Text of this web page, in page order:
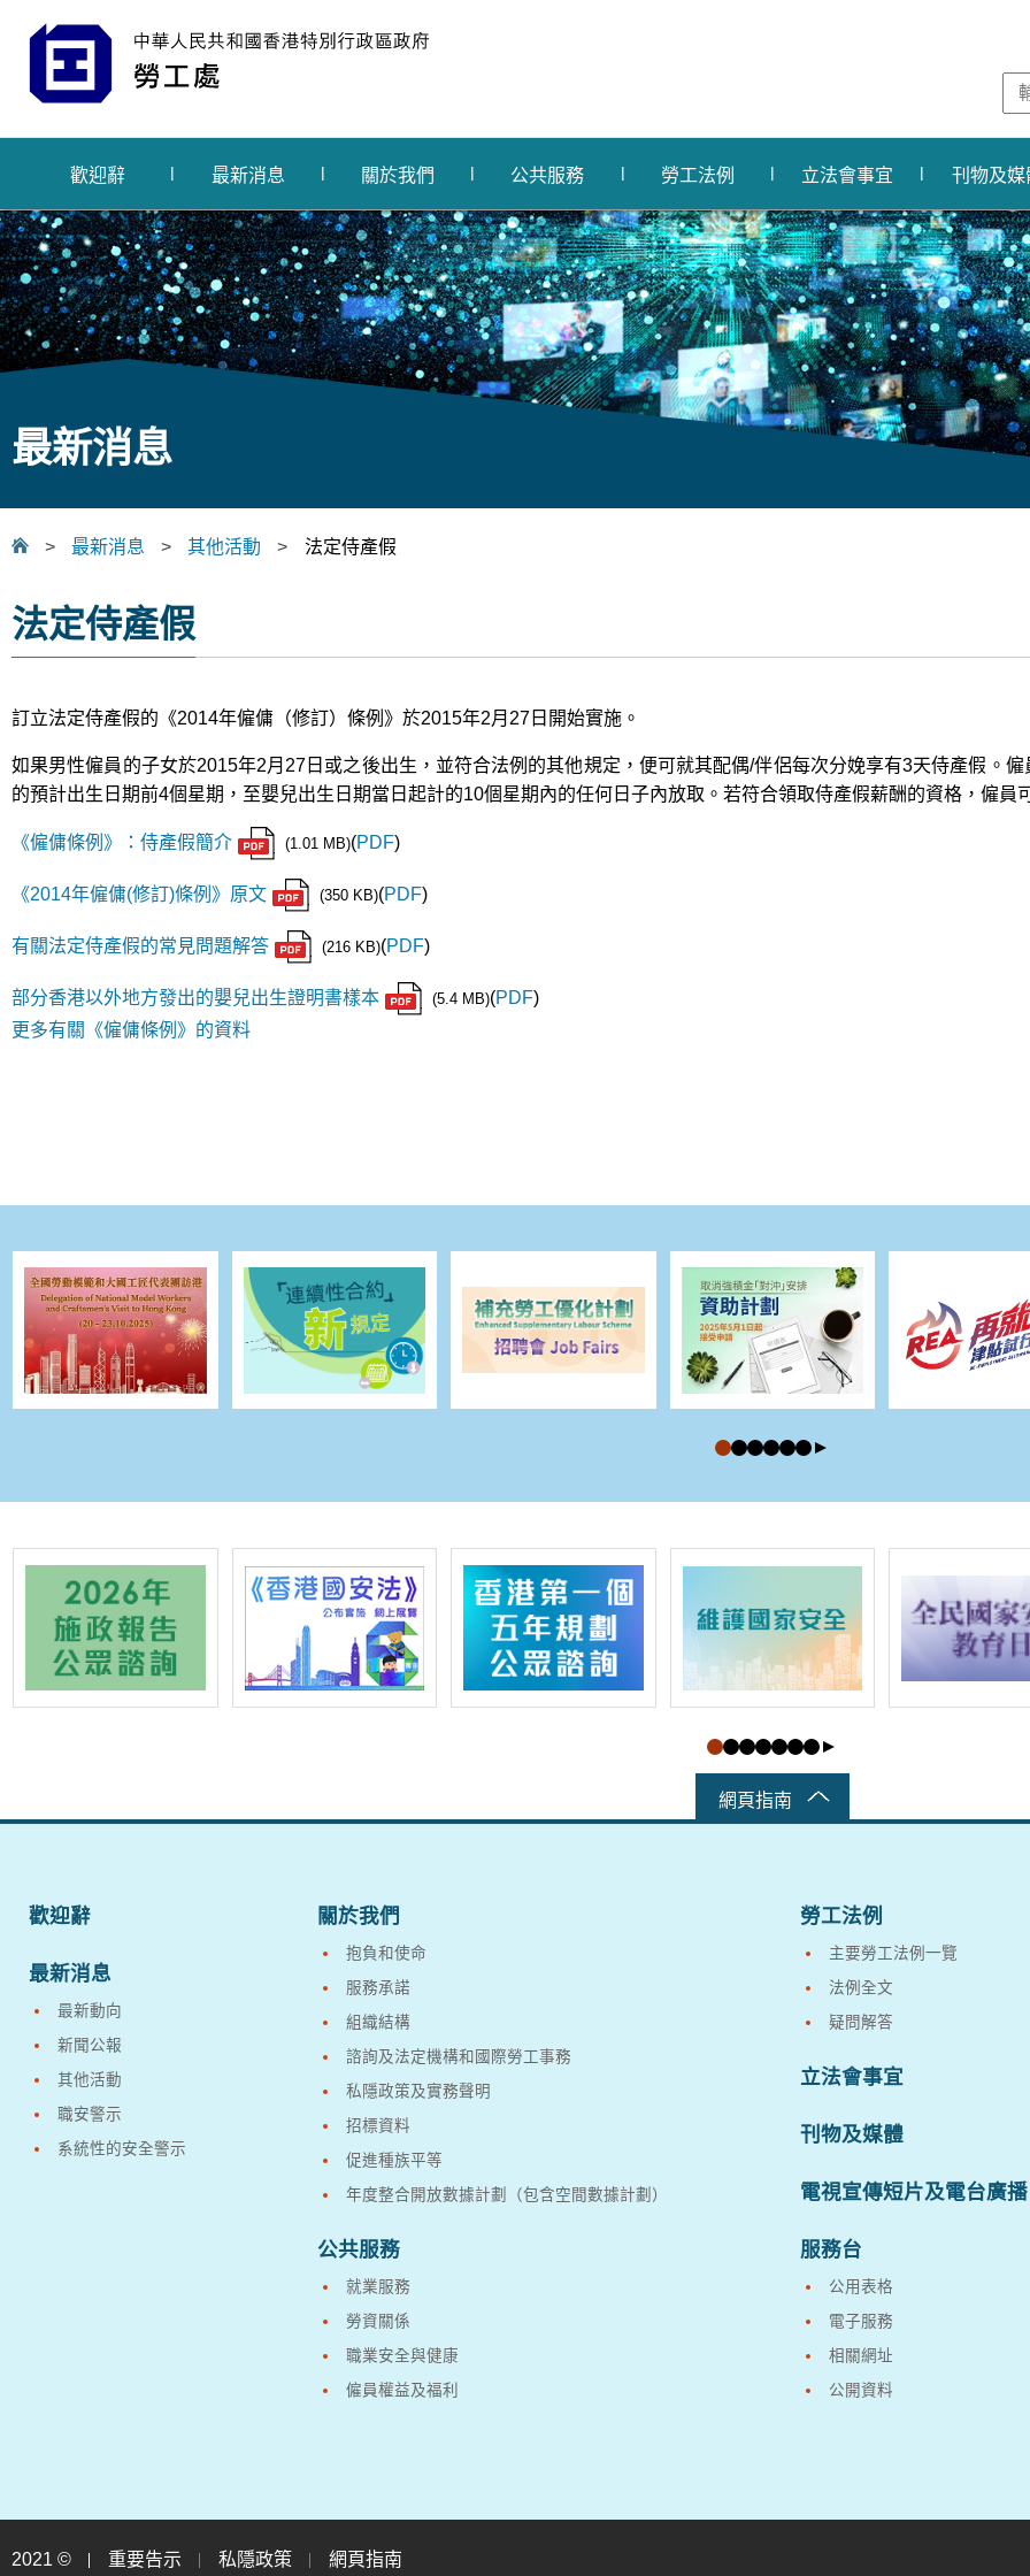
歡迎辭 最新消息 關於我們 公共服務 勞工法例 立法會事宜 刊物及媒
最新消息
> 最新消息 > 其他活動 > 法定侍產假
法定侍產假
訂立法定侍產假的《2014年僱傭（修訂）條例》於2015年2月27日開始實施。
如果男性僱員的子女於2015年2月27日或之後出生，並符合法例的其他規定，便可就其配偶/伴侶每次分娩享有3天侍產假。
的預計出生日期前4個星期，至嬰兒出生日期當日起計的10個星期內的任何日子內放取。若符合領取侍產假薪酬的資格，僱
《僱傭條例》：侍產假簡介 (1.01 MB)(PDF)
《2014年僱傭(修訂)條例》原文 (350 KB)(PDF)
有關法定侍產假的常見問題解答 (216 KB)(PDF)
部分香港以外地方發出的嬰兒出生證明書樣本 (5.4 MB)(PDF)
更多有關《僱傭條例》的資料
網頁指南
歡迎辭
最新消息
最新動向
新聞公報
其他活動
職安警示
系統性的安全警示
關於我們
抱負和使命
服務承諾
組織結構
諮詢及法定機構和國際勞工事務
私隱政策及實務聲明
招標資料
促進種族平等
年度整合開放數據計劃（包含空間數據計劃）
公共服務
就業服務
勞資關係
職業安全與健康
僱員權益及福利
勞工法例
主要勞工法例一覽
法例全文
疑問解答
立法會事宜
刊物及媒體
電視宣傳短片及電台廣播
服務台
公用表格
電子服務
相關網址
公開資料
2021 © 重要告示 私隱政策 網頁指南